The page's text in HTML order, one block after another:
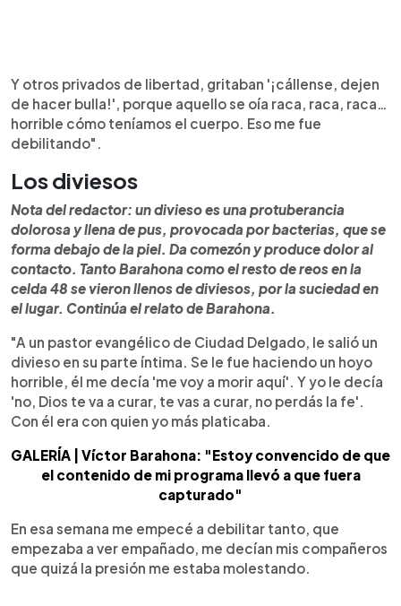
Y otros privados de libertad, gritaban '¡cállense, dejen
de hacer bulla!', porque aquello se oía raca, raca, raca…
horrible cómo teníamos el cuerpo. Eso me fue
debilitando".
Los diviesos
Nota del redactor: un divieso es una protuberancia
dolorosa y llena de pus, provocada por bacterias, que se
forma debajo de la piel. Da comezón y produce dolor al
contacto. Tanto Barahona como el resto de reos en la
celda 48 se vieron llenos de diviesos, por la suciedad en
el lugar. Continúa el relato de Barahona.
"A un pastor evangélico de Ciudad Delgado, le salió un
divieso en su parte íntima. Se le fue haciendo un hoyo
horrible, él me decía 'me voy a morir aquí'. Y yo le decía
'no, Dios te va a curar, te vas a curar, no perdás la fe'.
Con él era con quien yo más platicaba.
GALERÍA | Víctor Barahona: "Estoy convencido de que
el contenido de mi programa llevó a que fuera
capturado"
En esa semana me empecé a debilitar tanto, que
empezaba a ver empañado, me decían mis compañeros
que quizá la presión me estaba molestando.